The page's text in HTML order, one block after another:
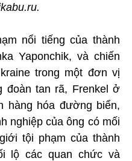
nổi tiếng của thành
Yaponchik, và chiến
trong một đơn vị
đoàn tan rã, Frenkel ở
hàng hóa đường biển,
nghiệp của ông có mối
tội phạm của thành
lộ các quan chức và